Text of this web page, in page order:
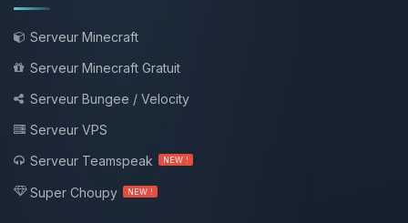
Serveur Minecraft
Serveur Minecraft Gratuit
Serveur Bungee / Velocity
Serveur VPS
Serveur Teamspeak
NEW !
Super Choupy NEW !